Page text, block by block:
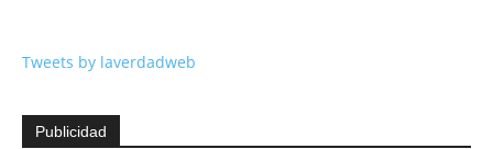
Tweets by laverdadweb
Publicidad